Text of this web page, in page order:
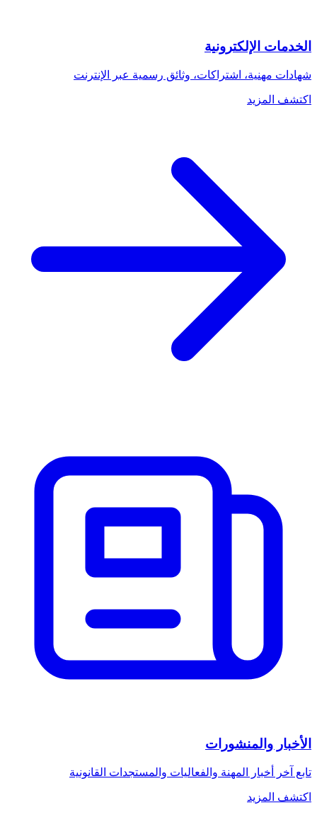
الخدمات الإلكترونية
شهادات مهنية، اشتراكات، وثائق رسمية عبر الإنترنت
اكتشف المزيد
الأخبار والمنشورات
تابع آخر أخبار المهنة والفعاليات والمستجدات القانونية
اكتشف المزيد